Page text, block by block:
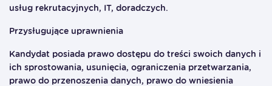
usług rekrutacyjnych, IT, doradczych.
Przysługujące uprawnienia
Kandydat posiada prawo dostępu do treści swoich danych i
ich sprostowania, usunięcia, ograniczenia przetwarzania,
prawo do przenoszenia danych, prawo do wniesienia